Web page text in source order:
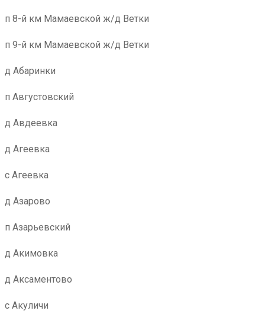
п 8-й км Мамаевской ж/д Ветки
п 9-й км Мамаевской ж/д Ветки
д Абаринки
п Августовский
д Авдеевка
д Агеевка
с Агеевка
д Азарово
п Азарьевский
д Акимовка
д Аксаментово
с Акуличи